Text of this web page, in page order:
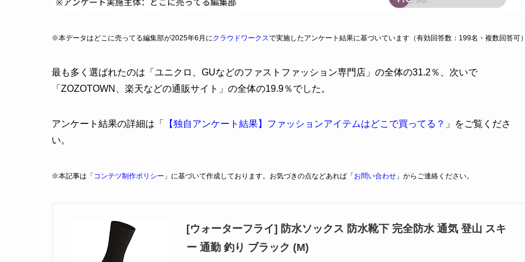
※本データはどこに売ってる編集部が2025年6月にクラウドワークスで実施したアンケート結果に基づいています（有効回答数：199名・複数回答可
最も多く選ばれたのは「ユニクロ、GUなどのファストファッション専門店」の全体の31.2％、次いで
「ZOZOTOWN、楽天などの通販サイト」の全体の19.9％でした。
アンケート結果の詳細は「 【独自アンケート結果】ファッションアイテムはどこで買ってる？ 」をご覧くださ
い。
※本記事は「 コンテツ制作ポリシー 」に基づいて作成しております。お気づきの点などあれば「 お問い合わせ 」からご連絡ください。
[ウォーターフライ] 防水ソックス 防水靴下 完全防水 通気 登山 スキ
ー 通勤 釣り ブラック (M)